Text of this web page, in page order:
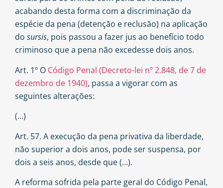
acabando desta forma com a discriminação da
espécie da pena (detenção e reclusão) na aplicação
do sursis, pois passou a fazer jus ao benefício todo
criminoso que a pena não excedesse dois anos.
Art. 1º O Código Penal (Decreto-lei nº 2.848, de 7 de
dezembro de 1940), passa a vigorar com as
seguintes alterações:
(…)
Art. 57. A execução da pena privativa da liberdade,
não superior a dois anos, pode ser suspensa, por
dois a seis anos, desde que (…).
A reforma sofrida pela parte geral do Código Penal,